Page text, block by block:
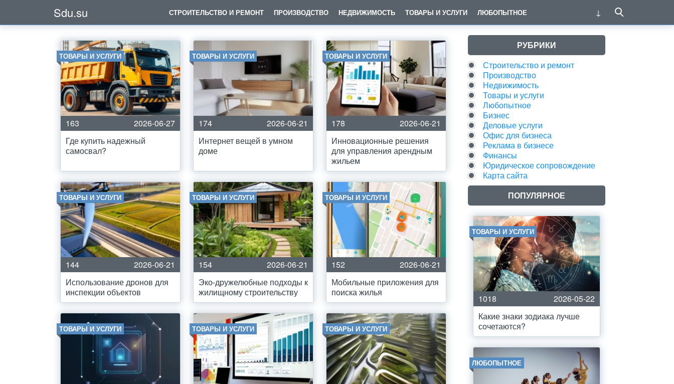
Sdu.su СТРОИТЕЛЬСТВО И РЕМОНТ ПРОИЗВОДСТВО НЕДВИЖИМОСТЬ ТОВАРЫ И УСЛУГИ ЛЮБОПЫТНОЕ
ТОВАРЫ И УСЛУГИ
163
2026-06-27
Где купить надежный
самосвал?
ТОВАРЫ И УСЛУГИ
174
2026-06-21
Интернет вещей в умном
доме
ТОВАРЫ И УСЛУГИ
178
2026-06-21
Инновационные решения
для управления арендным
жильем
ТОВАРЫ И УСЛУГИ
144
2026-06-21
Использование дронов для
инспекции объектов
ТОВАРЫ И УСЛУГИ
154
2026-06-21
Эко-дружелюбные подходы к
жилищному строительству
ТОВАРЫ И УСЛУГИ
152
2026-06-21
Мобильные приложения для
поиска жилья
ТОВАРЫ И УСЛУГИ ТОВАРЫ И УСЛУГИ ТОВАРЫ И УСЛУГИ
РУБРИКИ
Строительство и ремонт
Производство
Недвижимость
Товары и услуги
Любопытное
Бизнес
Деловые услуги
Офис для бизнеса
Реклама в бизнесе
Финансы
Юридическое сопровождение
Карта сайта
ПОПУЛЯРНОЕ
ТОВАРЫ И УСЛУГИ
1018
2026-05-22
Какие знаки зодиака лучше
сочетаются?
ЛЮБОПЫТНОЕ